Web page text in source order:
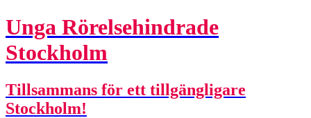
Unga Rörelsehindrade
Stockholm
Tillsammans för ett tillgängligare
Stockholm!